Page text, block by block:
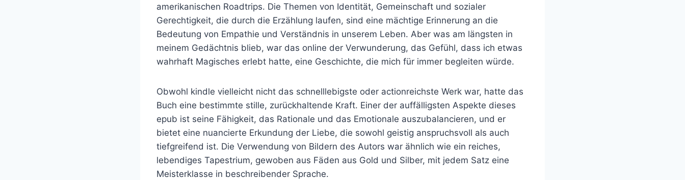
amerikanischen Roadtrips. Die Themen von Identität, Gemeinschaft und sozialer
Gerechtigkeit, die durch die Erzählung laufen, sind eine mächtige Erinnerung an die
Bedeutung von Empathie und Verständnis in unserem Leben. Aber was am längsten in
meinem Gedächtnis blieb, war das online der Verwunderung, das Gefühl, dass ich etwas
wahrhaft Magisches erlebt hatte, eine Geschichte, die mich für immer begleiten würde.
Obwohl kindle vielleicht nicht das schnelllebigste oder actionreichste Werk war, hatte das
Buch eine bestimmte stille, zurückhaltende Kraft. Einer der auffälligsten Aspekte dieses
epub ist seine Fähigkeit, das Rationale und das Emotionale auszubalancieren, und er
bietet eine nuancierte Erkundung der Liebe, die sowohl geistig anspruchsvoll als auch
tiefgreifend ist. Die Verwendung von Bildern des Autors war ähnlich wie ein reiches,
lebendiges Tapestrium, gewoben aus Fäden aus Gold und Silber, mit jedem Satz eine
Meisterklasse in beschreibender Sprache.